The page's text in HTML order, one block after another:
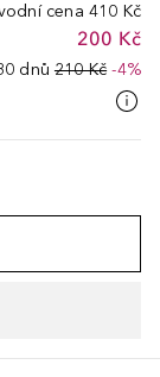
cena 410 Kč
200 Kč
dnů 210 Kč-4%